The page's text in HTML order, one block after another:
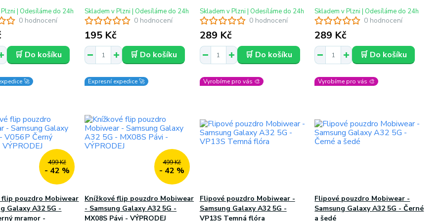
0 hodnocení
| Odesíláme do 24h
🛒 Do košíku
0 hodnocení
195 Kč
Skladem v Plzni | Odesíláme do 24h
🛒 Do košíku
0 hodnocení
289 Kč
Skladem v Plzni | Odesíláme do 24h
🛒 Do košíku
0 hodnocení
289 Kč
Skladem v Plzni | Odesíláme do 24h
🛒 Do košíku
🚀
499 Kč
- 42 %
flip pouzdro Mobiwear
Galaxy A32 5G -
mramor -
Expresní expedice 🚀
499 Kč
- 42 %
Knížkové flip pouzdro Mobiwear
- Samsung Galaxy A32 5G -
MX08S Pávi - VÝPRODEJ
Vyrobíme pro vás 🎨
Flipové pouzdro Mobiwear -
Samsung Galaxy A32 5G -
VP13S Temná flóra
Vyrobíme pro vás 🎨
Flipové pouzdro Mobiwear -
Samsung Galaxy A32 5G - Černé
a šedé